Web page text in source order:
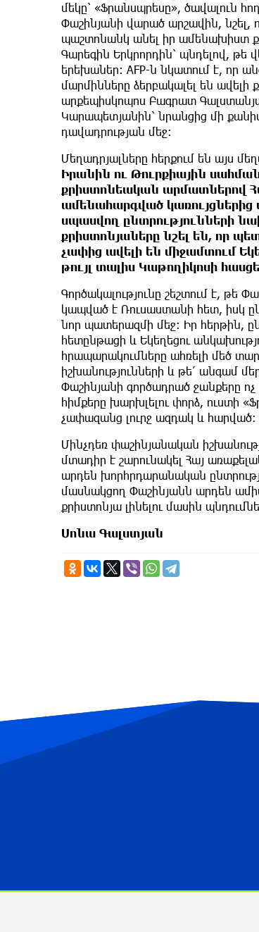
մեկը՝ «Ֆրանսպրեսը», ծավալուն
Փաշինյանի վարած արշավին, նշել,
պաշտոնանկ անել իր ամենախիստ
Գարեգին Երկրորդին՝ պնդելով, թե
երեխաներ։ AFP-ն նկատում է, որ
մարմինները ձերբակալել են
արքեպիսկոպոս Բագրատ
Կարապետյանին՝ նրանցից մի
դավադրության մեջ։
Մեղադրյալները հերքում են այս
Իրանին ու Թուրքիային
քրիստոնեական արմատներով
ամենահարգված կառույցներից
սպասվող ընտրությունների
քրիստոնյաները նշել են, որ
չափից ավելի են միջամտում
թույլ տալիս Կաթողիկոսի
Գործակալությունը շեշտում է, թե
կապված է Ռուսաստանի հետ, իսկ
նոր պատերազմի մեջ։ Իր հերթին,
հետընթացի և Եկեղեցու
հրապարակումները ահռելի մեծ
իշխանությունների և թե՛ անգամ
Փաշինյանի գործադրած ջանքերը
հիմքերը խարխլելու փորձ, ուստի
չափազանց լուրջ ազդակ և հարված։
Մինչդեռ փաշինյանական
մտադիր է շարունակել Հայ
արդեն խորհրդարանական
մասնակցող Փաշինյանն արդեն
քրիստոնյա լինելու մասին
Սոնա Գալստյան